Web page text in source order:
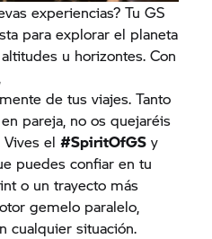
experiencias? Tu GS
para explorar el planeta
u horizontes. Con
de tus viajes. Tanto
pareja, no os quejaréis
Vives el#SpiritOfGS y
puedes confiar en tu
o un trayecto más
gemelo paralelo,
cualquier situación.